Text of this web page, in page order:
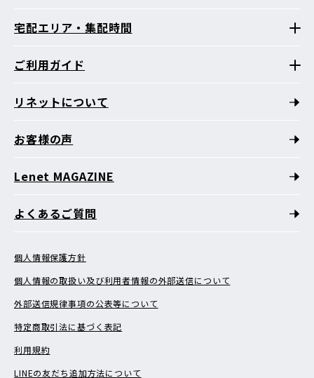
宅配エリア・集配時間
ご利用ガイド
リネットについて
お客様の声
Lenet MAGAZINE
よくあるご質問
個人情報保護方針
個人情報の取扱い及び利用者情報の外部送信について
外部送信規律事項の公表等について
特定商取引法に基づく表記
利用規約
LINEの友だち追加方法について